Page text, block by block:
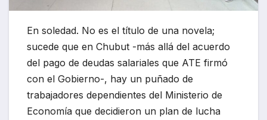
En soledad. No es el título de una novela;
sucede que en Chubut -más allá del acuerdo
del pago de deudas salariales que ATE firmó
con el Gobierno-, hay un puñado de
trabajadores dependientes del Ministerio de
Economía que decidieron un plan de lucha